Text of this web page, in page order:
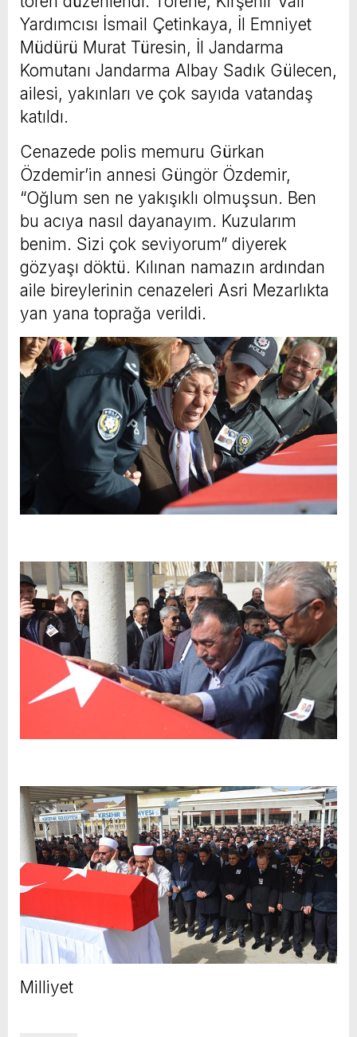
Yardımcısı İsmail Çetinkaya, İl Emniyet
Müdürü Murat Türesin, İl Jandarma
Komutanı Jandarma Albay Sadık Gülecen,
ailesi, yakınları ve çok sayıda vatandaş
katıldı.
Cenazede polis memuru Gürkan
Özdemir’in annesi Güngör Özdemir,
“Oğlum sen ne yakışıklı olmuşsun. Ben
bu acıya nasıl dayanayım. Kuzularım
benim. Sizi çok seviyorum” diyerek
gözyaşı döktü. Kılınan namazın ardından
aile bireylerinin cenazeleri Asri Mezarlıkta
yan yana toprağa verildi.
Milliyet